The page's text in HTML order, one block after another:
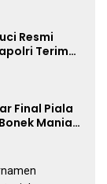
Resmi
Terima
Final Piala
Mania